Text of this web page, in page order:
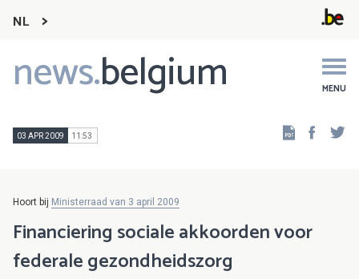
NL
news.belgium MENU
Main
navigation
03 APR 2009 11:53
Hoort bij Ministerraad van 3 april 2009
Financiering sociale akkoorden voor
federale gezondheidszorg